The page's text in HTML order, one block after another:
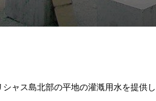
ャス島北部の平地の灌漑用水を提供し